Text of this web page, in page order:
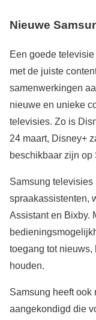
Nieuwe
Een goede
met de juiste
samenwerkingen
nieuwe en unieke
televisies. Zo is
24 maart, Disney+
beschikbaar zijn op
Samsung
spraakassistenten,
Assistant en Bixby.
toegang tot nieuws,
houden.
Samsung heeft
aangekondigd die